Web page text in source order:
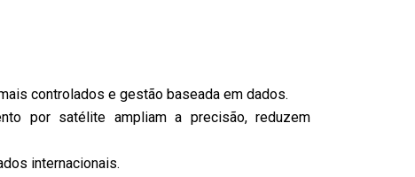
controlados e gestão baseada em dados.
por satélite ampliam a precisão, reduzem
internacionais.